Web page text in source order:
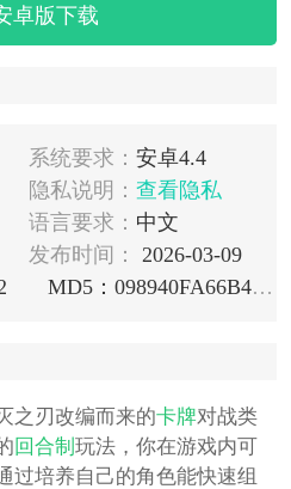
卓版下载
系统要求： 安卓4.4
隐私说明： 查看隐私
语言要求： 中文
发布时间：
2026-03-09
MD5：098940FA66B4AB108F0328AA3AAC7B02
之刃改编而来的卡牌对战类
回合制 玩法，你在游戏内可
过培养自己的角色能快速组